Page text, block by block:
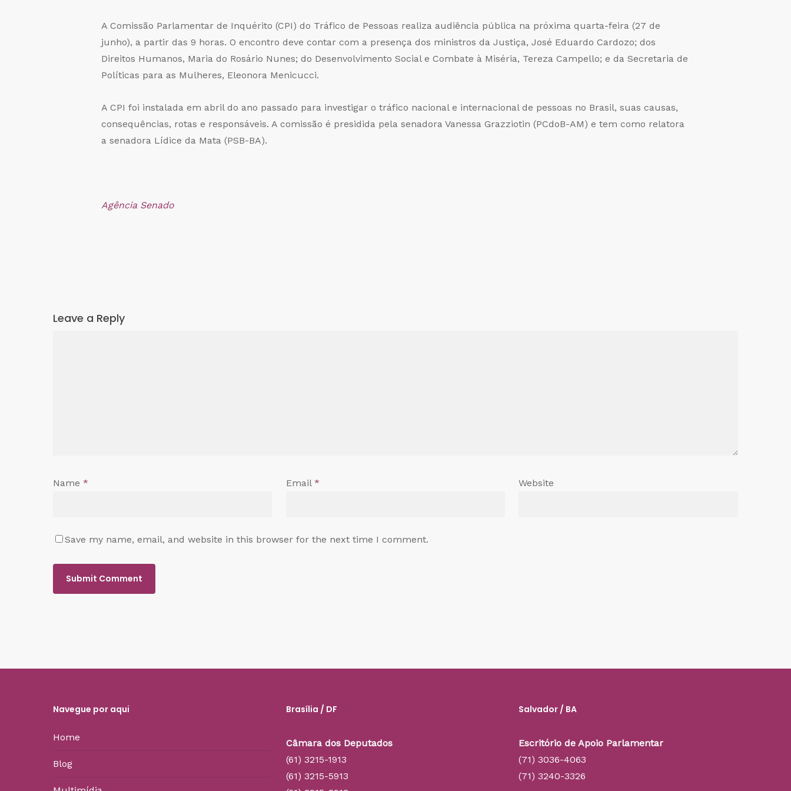
A Comissão Parlamentar de Inquérito (CPI) do Tráfico de Pessoas realiza audiência pública na próxima quarta-feira (27 de
junho), a partir das 9 horas. O encontro deve contar com a presença dos ministros da Justiça, José Eduardo Cardozo; dos
Direitos Humanos, Maria do Rosário Nunes; do Desenvolvimento Social e Combate à Miséria, Tereza Campello; e da Secretaria de
Políticas para as Mulheres, Eleonora Menicucci.
A CPI foi instalada em abril do ano passado para investigar o tráfico nacional e internacional de pessoas no Brasil, suas causas,
consequências, rotas e responsáveis. A comissão é presidida pela senadora Vanessa Grazziotin (PCdoB-AM) e tem como relatora
a senadora Lídice da Mata (PSB-BA).
Agência Senado
Leave a Reply
Name * Email * Website
Save my name, email, and website in this browser for the next time I comment.
Navegue por aqui
Home
Blog
Brasília / DF
Câmara dos Deputados
(61) 3215-1913
(61) 3215-5913
Salvador / BA
Escritório de Apoio Parlamentar
(71) 3036-4063
(71) 3240-3326